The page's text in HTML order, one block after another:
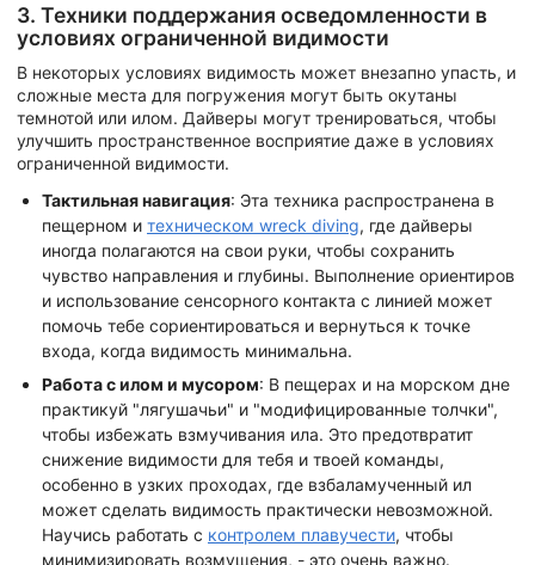
3. Техники поддержания осведомленности в
условиях ограниченной видимости
В некоторых условиях видимость может внезапно упасть, и
сложные места для погружения могут быть окутаны
темнотой или илом. Дайверы могут тренироваться, чтобы
улучшить пространственное восприятие даже в условиях
ограниченной видимости.
Тактильная навигация: Эта техника распространена в
пещерном и техническом wreck diving, где дайверы
иногда полагаются на свои руки, чтобы сохранить
чувство направления и глубины. Выполнение ориентиров
и использование сенсорного контакта с линией может
помочь тебе сориентироваться и вернуться к точке
входа, когда видимость минимальна.
Работа с илом и мусором: В пещерах и на морском дне
практикуй "лягушачьи" и "модифицированные толчки",
чтобы избежать взмучивания ила. Это предотвратит
снижение видимости для тебя и твоей команды,
особенно в узких проходах, где взбаламученный ил
может сделать видимость практически невозможной.
Научись работать с контролем плавучести, чтобы
минимизировать возмущения, - это очень важно.